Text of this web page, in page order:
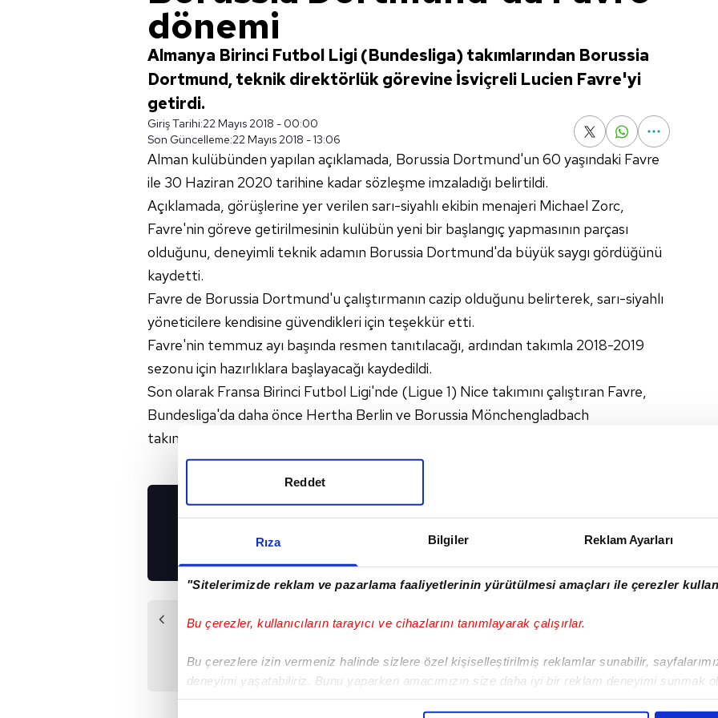
Rıza Bilgiler Reklam Ayarları
"Sitelerimizde reklam ve pazarlama faaliyetlerinin yürütülmesi amaçları ile çerezler
Bu çerezler, kullanıcıların tarayıcı ve cihazlarını tanımlayarak çalışırlar.
Bu çerezlere izin vermeniz halinde sizlere özel kişiselleştirilmiş reklamlar sunabilir,
deneyimi yaşatabiliriz. Bunu yaparken amacımızın size daha iyi bir reklam deneyimi sunmak
Reddet
dönemi
Almanya Birinci Futbol Ligi (Bundesliga) takımlarından Borussia
Dortmund, teknik direktörlük görevine İsviçreli Lucien Favre'yi
getirdi.
Giriş Tarihi:22 Mayıs 2018 - 00:00
Son Güncelleme:22 Mayıs 2018 - 13:06
Alman kulübünden yapılan açıklamada, Borussia Dortmund'un 60 yaşındaki Favre
ile 30 Haziran 2020 tarihine kadar sözleşme imzaladığı belirtildi.
Açıklamada, görüşlerine yer verilen sarı-siyahlı ekibin menajeri Michael Zorc,
Favre'nin göreve getirilmesinin kulübün yeni bir başlangıç yapmasının parçası
olduğunu, deneyimli teknik adamın Borussia Dortmund'da büyük saygı gördüğünü
kaydetti.
Favre de Borussia Dortmund'u çalıştırmanın cazip olduğunu belirterek, sarı-siyahlı
yöneticilere kendisine güvendikleri için teşekkür etti.
Favre'nin temmuz ayı başında resmen tanıtılacağı, ardından takımla 2018-2019
sezonu için hazırlıklara başlayacağı kaydedildi.
Son olarak Fransa Birinci Futbol Ligi'nde (Ligue 1) Nice takımını çalıştıran Favre,
Bundesliga'da daha önce Hertha Berlin ve Borussia Mönchengladbach
takımlarında görev yapmıştı.
İNDİRİN!
Önceki Haber
Lopetegui'nin
sözleşmesini uzattı
Sonraki Haber
kararını merak ediyor